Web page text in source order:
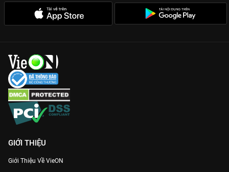
GIỚI THIỆU
Giới Thiệu Về VieON